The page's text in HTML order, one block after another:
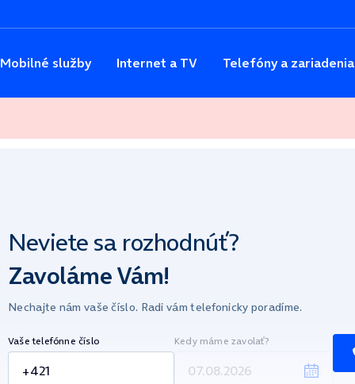
Mobilné služby Internet a TV Telefóny a zariadenia
Neviete sa rozhodnúť?
Zavoláme Vám!
Nechajte nám vaše číslo. Radi vám telefonicky poradíme.
Vaše telefónne číslo Kedy máme zavolať?